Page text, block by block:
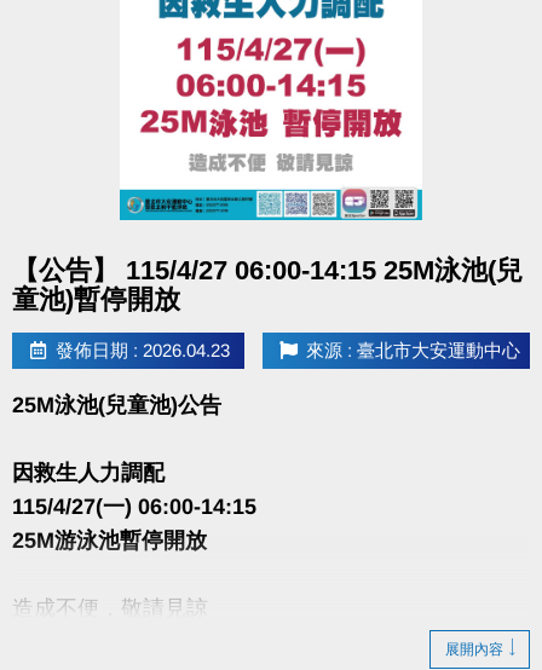
【公告】 115/4/27 06:00-14:15 25M泳池(兒
童池)暫停開放
發佈日期 : 2026.04.23 來源 : 臺北市大安運動中心
25M泳池(兒童池)公告
因救生人力調配
115/4/27(一) 06:00-14:15
25M游泳池暫停開放
造成不便，敬請見諒
展開內容